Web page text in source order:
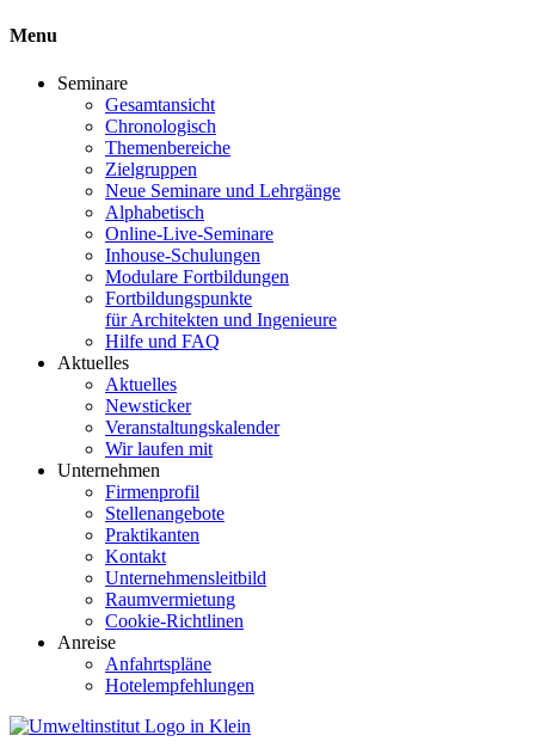
Menu
Seminare
Gesamtansicht
Chronologisch
Themenbereiche
Zielgruppen
Neue Seminare und Lehrgänge
Alphabetisch
Online-Live-Seminare
Inhouse-Schulungen
Modulare Fortbildungen
Fortbildungspunkte
für Architekten und Ingenieure
Hilfe und FAQ
Aktuelles
Aktuelles
Newsticker
Veranstaltungskalender
Wir laufen mit
Unternehmen
Firmenprofil
Stellenangebote
Praktikanten
Kontakt
Unternehmensleitbild
Raumvermietung
Cookie-Richtlinen
Anreise
Anfahrtspläne
Hotelempfehlungen